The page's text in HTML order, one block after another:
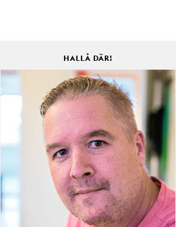
HALLÅ DÄR!